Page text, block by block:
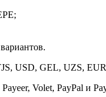
USD, GEL, UZS,
Volet, PayPal и